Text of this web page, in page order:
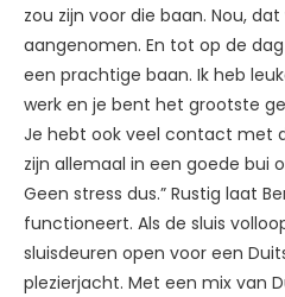
zou zijn voor die baan. Nou,
aangenomen. En tot op de
een prachtige baan. Ik heb
werk en je bent het grootste
Je hebt ook veel contact met
zijn allemaal in een goede bui
Geen stress dus.” Rustig laat
functioneert. Als de sluis
sluisdeuren open voor een
plezierjacht. Met een mix van